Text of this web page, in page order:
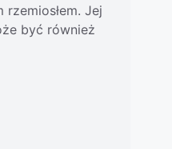
Jej
być również